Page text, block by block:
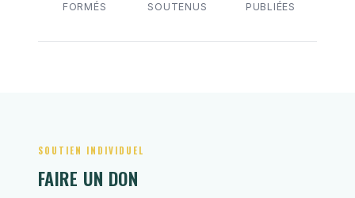
FORMÉS
SOUTENUS
PUBLIÉES
SOUTIEN INDIVIDUEL
FAIRE UN DON